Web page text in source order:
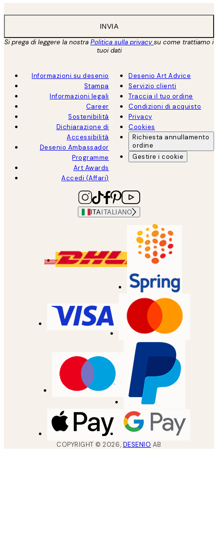
INVIA
Si prega di leggere la nostra Politica sulla privacysu come trattiamo i
tuoi dati
Informazioni su desenio
Stampa
Informazioni legali
Career
Sostenibilità
Dichiarazione di
Accessibilità
Desenio Ambassador
Programme
Art Awards
Accedi (Affari)
Desenio Art Advice
Servizio clienti
Traccia il tuo ordine
Condizioni di acquisto
Privacy
Cookies
Richiesta annullamento
ordine
Gestire i cookie
ITA ITALIANO
COPYRIGHT ©2026, DESENIO AB